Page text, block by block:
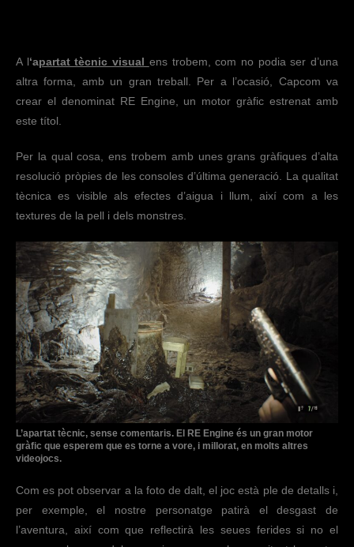
A l‘apartat tècnic visual ens trobem, com no podia ser d’una
altra forma, amb un gran treball. Per a l’ocasió, Capcom va
crear el denominat RE Engine, un motor gràfic estrenat amb
este títol.
Per la qual cosa, ens trobem amb unes grans gràfiques d’alta
resolució pròpies de les consoles d’última generació. La qualitat
tècnica es visible als efectes d’aigua i llum, així com a les
textures de la pell i dels monstres.
L’apartat tècnic, sense comentaris. El RE Engine és un gran motor
gràfic que esperem que es torne a vore, i millorat, en molts altres
videojocs.
Com es pot observar a la foto de dalt, el joc està ple de detalls i,
per exemple, el nostre personatge patirà el desgast de
l’aventura, així com que reflectirà les seues ferides si no el